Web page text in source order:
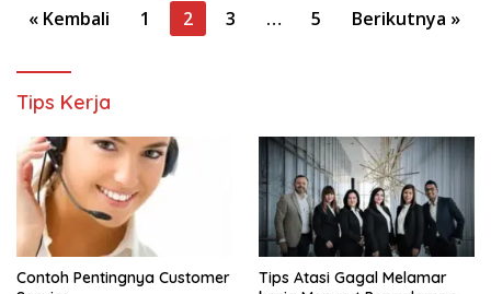
Paginasi
« Kembali 1 2 3 … 5 Berikutnya »
Tips Kerja
Contoh Pentingnya Customer
Tips Atasi Gagal Melamar